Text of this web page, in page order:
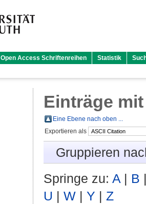
Open Access Schriftenreihen Statistik
Einträge
Eine Ebene nach oben ...
Exportieren als
Gruppieren
Springe zu: A | B
U | W | Y | Z